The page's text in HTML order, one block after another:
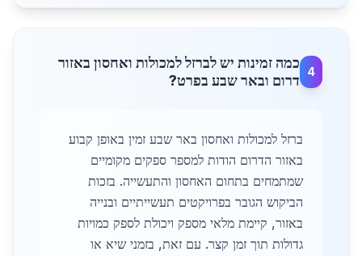
4
כמה זמינות יש לברזל למכולות ואחסון באזור
דרום ובאר שבע בפרט?
ברזל למכולות ואחסון באר שבע זמין באופן קבוע
באזור הדרום הודות למספר ספקים מקומיים
שמתמחים בתחום האחסון והתעשייה. בזכות
הביקוש הגובר בפרויקטים תעשייתיים ובנייה
באזור, קיימת מלאי מספק ויכולת לספק כמויות
גדולות תוך זמן קצר. עם זאת, בזמני שיא או